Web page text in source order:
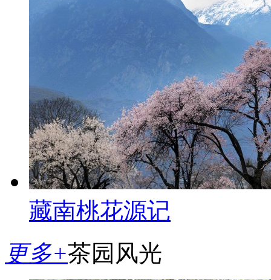
藏南桃花源记
更多+茶园风光